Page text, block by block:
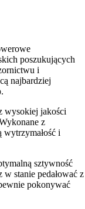
poszukujących
i
najbardziej
wysokiej jakości
z
i
sztywność
stanie pedałować z
pokonywać